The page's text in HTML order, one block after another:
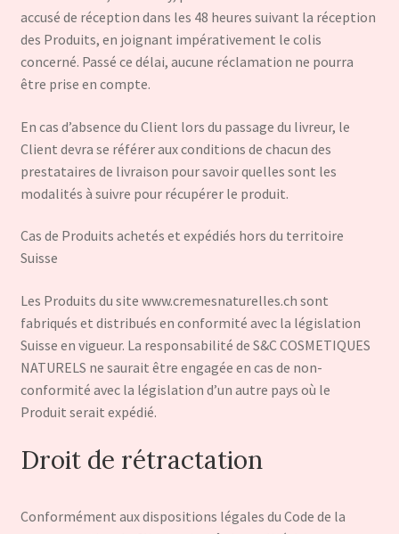
accusé de réception dans les 48 heures suivant la réception
des Produits, en joignant impérativement le colis
concerné. Passé ce délai, aucune réclamation ne pourra
être prise en compte.
En cas d’absence du Client lors du passage du livreur, le
Client devra se référer aux conditions de chacun des
prestataires de livraison pour savoir quelles sont les
modalités à suivre pour récupérer le produit.
Cas de Produits achetés et expédiés hors du territoire
Suisse
Les Produits du site www.cremesnaturelles.ch sont
fabriqués et distribués en conformité avec la législation
Suisse en vigueur. La responsabilité de S&C COSMETIQUES
NATURELS ne saurait être engagée en cas de non-
conformité avec la législation d’un autre pays où le
Produit serait expédié.
Droit de rétractation
Conformément aux dispositions légales du Code de la